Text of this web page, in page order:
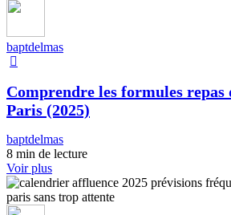
baptdelmas
Comprendre les formules repas
Paris (2025)
baptdelmas
8 min de lecture
Voir plus